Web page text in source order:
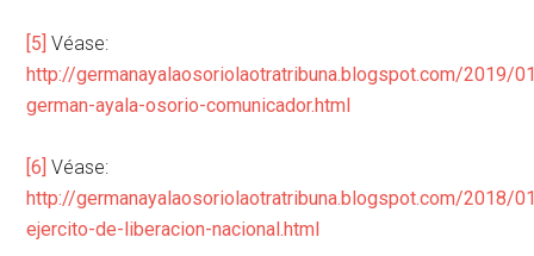
[5] Véase:
http://germanayalaosoriolaotratribuna.blogspot.com/2019/
german-ayala-osorio-comunicador.html
[6] Véase:
http://germanayalaosoriolaotratribuna.blogspot.com/2018/
ejercito-de-liberacion-nacional.html